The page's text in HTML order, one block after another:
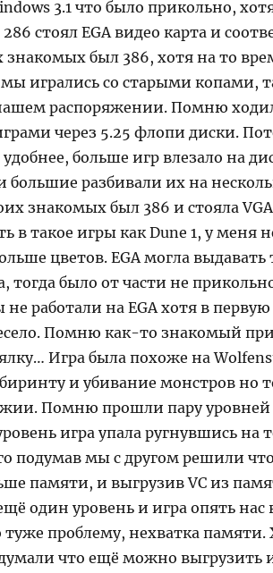
3.1 что было прикольно,
стоял EGA видео карта и
знакомых был 386, хотя на то
игрались со старыми копами,
распоряжении. Помню
через 5.25 флопи диски.
больше игр влезало на
большие разбивали их на
знакомых был 386 и стояла VGA
в такое игры как Dune 1, у меня
цветов. EGA могла выдавать
тогда было от части не
не работали на EGA хотя в
Помню как-то знакомый
Игра была похоже на
и убивание монстров но
Помню прошли пару уровней
игра упала ругнувшись на
подумав мы с другом решили
памяти, и выгрузив VC из
один уровень и игра опять нас
туже проблему, нехватка
что ещё можно выгрузить